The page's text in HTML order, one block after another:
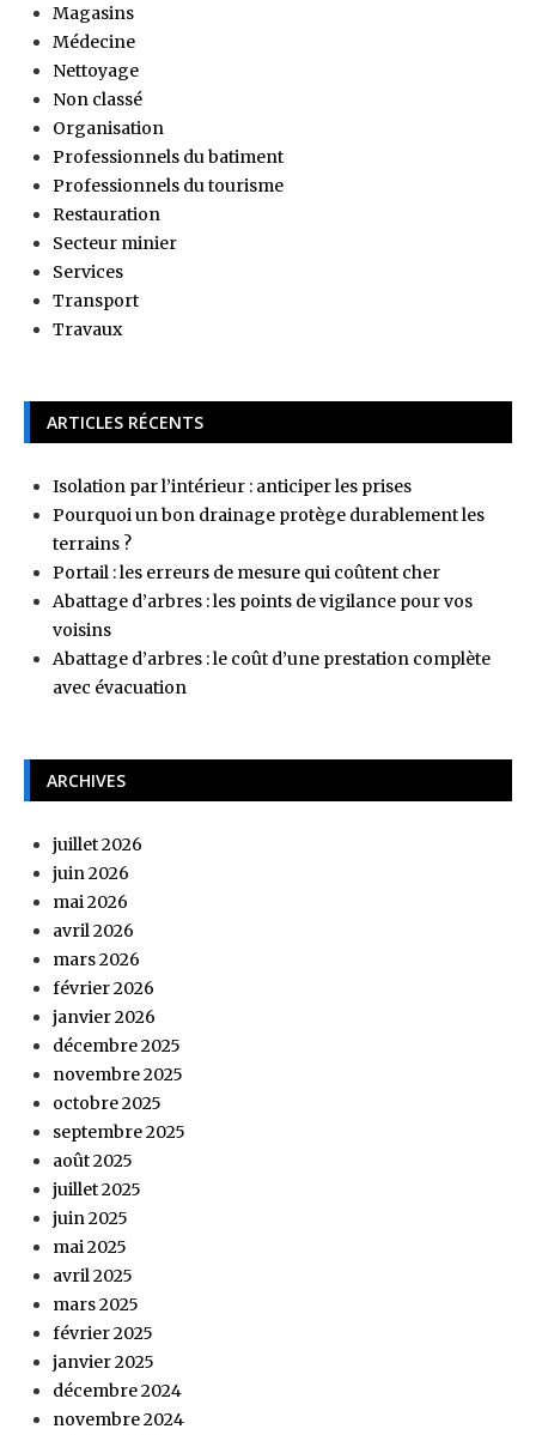
Magasins
Médecine
Nettoyage
Non classé
Organisation
Professionnels du batiment
Professionnels du tourisme
Restauration
Secteur minier
Services
Transport
Travaux
ARTICLES RÉCENTS
Isolation par l’intérieur : anticiper les prises
Pourquoi un bon drainage protège durablement les
terrains ?
Portail : les erreurs de mesure qui coûtent cher
Abattage d’arbres : les points de vigilance pour vos
voisins
Abattage d’arbres : le coût d’une prestation complète
avec évacuation
ARCHIVES
juillet 2026
juin 2026
mai 2026
avril 2026
mars 2026
février 2026
janvier 2026
décembre 2025
novembre 2025
octobre 2025
septembre 2025
août 2025
juillet 2025
juin 2025
mai 2025
avril 2025
mars 2025
février 2025
janvier 2025
décembre 2024
novembre 2024